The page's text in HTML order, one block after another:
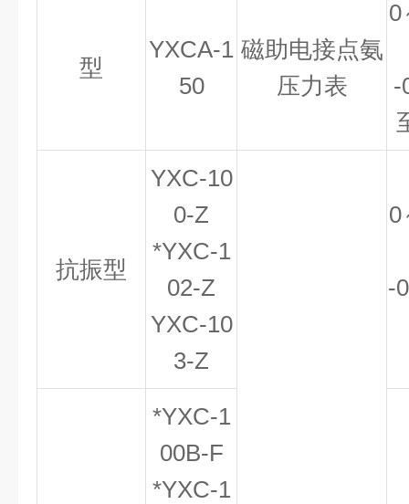
型
YXCA-1
50
磁助电接点氨
压力表
0
-
抗振型
YXC-10
0-Z
*YXC-1
02-Z
YXC-10
3-Z
0
-
*YXC-1
00B-F
*YXC-1